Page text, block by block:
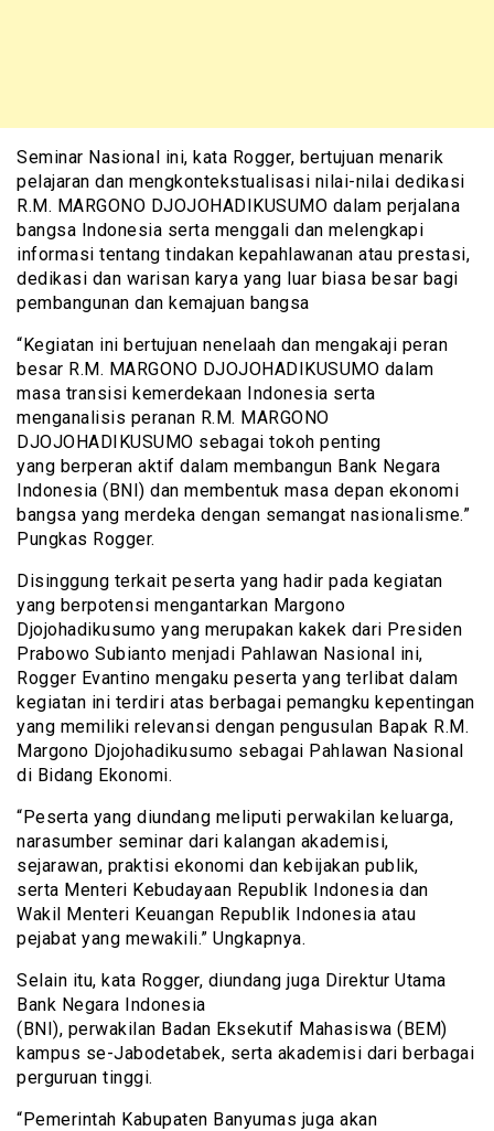
Seminar Nasional ini, kata Rogger, bertujuan menarik
pelajaran dan mengkontekstualisasi nilai-nilai dedikasi
R.M. MARGONO DJOJOHADIKUSUMO dalam perjalana
bangsa Indonesia serta menggali dan melengkapi
informasi tentang tindakan kepahlawanan atau prestasi,
dedikasi dan warisan karya yang luar biasa besar bagi
pembangunan dan kemajuan bangsa
“Kegiatan ini bertujuan nenelaah dan mengakaji peran
besar R.M. MARGONO DJOJOHADIKUSUMO dalam
masa transisi kemerdekaan Indonesia serta
menganalisis peranan R.M. MARGONO
DJOJOHADIKUSUMO sebagai tokoh penting
yang berperan aktif dalam membangun Bank Negara
Indonesia (BNI) dan membentuk masa depan ekonomi
bangsa yang merdeka dengan semangat nasionalisme.”
Pungkas Rogger.
Disinggung terkait peserta yang hadir pada kegiatan
yang berpotensi mengantarkan Margono
Djojohadikusumo yang merupakan kakek dari Presiden
Prabowo Subianto menjadi Pahlawan Nasional ini,
Rogger Evantino mengaku peserta yang terlibat dalam
kegiatan ini terdiri atas berbagai pemangku kepentingan
yang memiliki relevansi dengan pengusulan Bapak R.M.
Margono Djojohadikusumo sebagai Pahlawan Nasional
di Bidang Ekonomi.
“Peserta yang diundang meliputi perwakilan keluarga,
narasumber seminar dari kalangan akademisi,
sejarawan, praktisi ekonomi dan kebijakan publik,
serta Menteri Kebudayaan Republik Indonesia dan
Wakil Menteri Keuangan Republik Indonesia atau
pejabat yang mewakili.” Ungkapnya.
Selain itu, kata Rogger, diundang juga Direktur Utama
Bank Negara Indonesia
(BNI), perwakilan Badan Eksekutif Mahasiswa (BEM)
kampus se-Jabodetabek, serta akademisi dari berbagai
perguruan tinggi.
“Pemerintah Kabupaten Banyumas juga akan